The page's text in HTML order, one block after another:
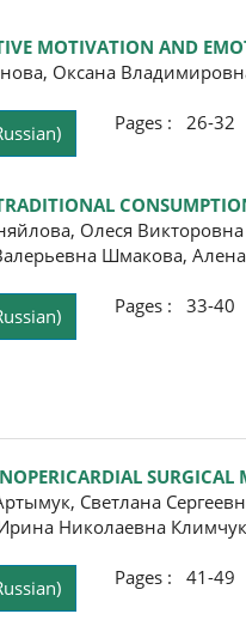
MOTIVATION AND
Оксана
Pages : 26-32
Олеся
Шмакова,
Pages : 33-40
Светлана
Николаевна
Pages : 41-49